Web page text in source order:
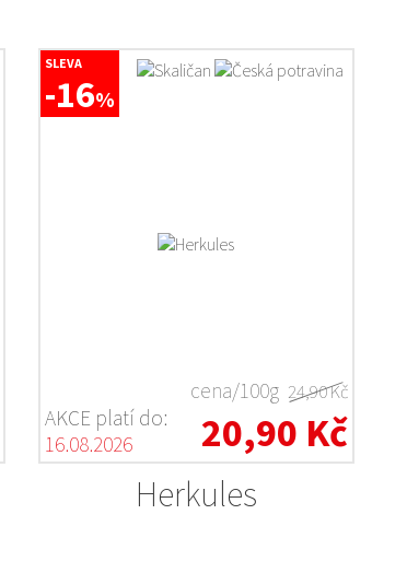
SLEVA
-16%
cena/100g 24,90 Kč
AKCE platí do:
16.08.2026
20,90 Kč
Herkules